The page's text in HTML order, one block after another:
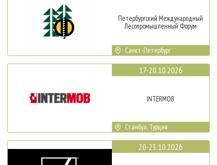
Петербургский Международный
Лесопромышленный Форум
Санкт-Петербург
17-20.10.2026
INTERMOB
Стамбул, Турция
20-23.10.2026